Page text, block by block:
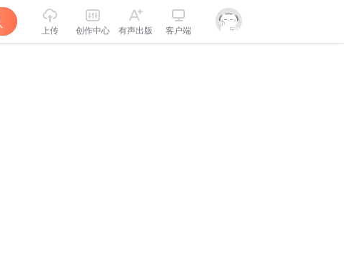
上传 创作中心 有声出版 客户端